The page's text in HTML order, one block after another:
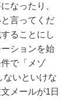
なったり、
言ってくだ
ることにし
ションを始
で「メゾ
ないといけな
メールが1日